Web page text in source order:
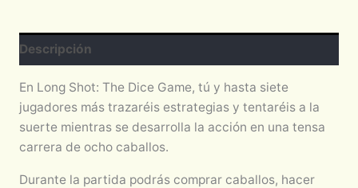
Descripción
En Long Shot: The Dice Game, tú y hasta siete
jugadores más trazaréis estrategias y tentaréis a la
suerte mientras se desarrolla la acción en una tensa
carrera de ocho caballos.
Durante la partida podrás comprar caballos, hacer